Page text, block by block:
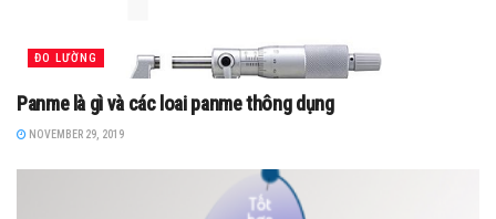
ĐO LƯỜNG
Panme là gì và các loai panme thông dụng
NOVEMBER 29, 2019